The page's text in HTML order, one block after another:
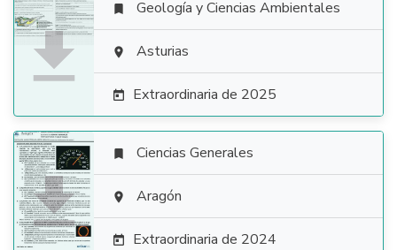

 Geología y Ciencias Ambientales
 Asturias
 Extraordinaria de 2025

 Ciencias Generales
 Aragón
 Extraordinaria de 2024